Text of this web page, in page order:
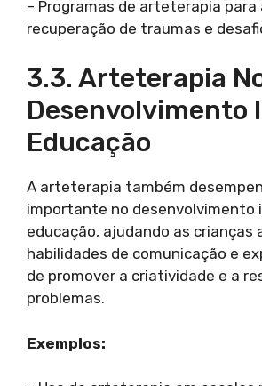
– Programas de arteterapia para
recuperação de traumas e
3.3. Arteterapia
Desenvolvimento
Educação
A arteterapia também
importante no desenvolvimento
educação, ajudando as crianças
habilidades de comunicação e
de promover a criatividade e a
problemas.
Exemplos: